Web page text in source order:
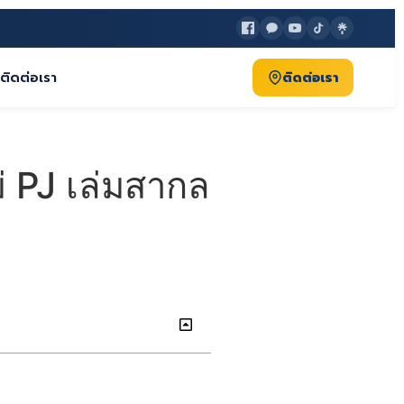
ติดต่อเรา ติดต่อเรา
เล่มสากล